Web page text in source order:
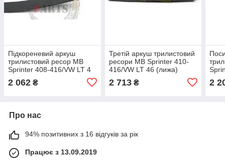
Підкореневий аркуш
трилистовий ресор MB
Sprinter 408-416/VW LT 4
2 062 ₴
Третій аркуш трилистовий
ресори MB Sprinter 410-
416/VW LT 46 (лижа)
2 713₴ 2
Про нас
94% позитивних з 16 відгуків за рік
Працює з 13.09.2019